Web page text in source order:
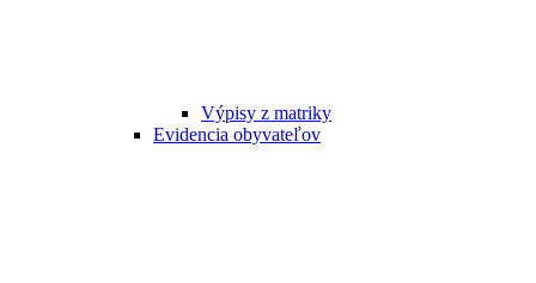
Výpisy z matriky
Evidencia obyvateľov